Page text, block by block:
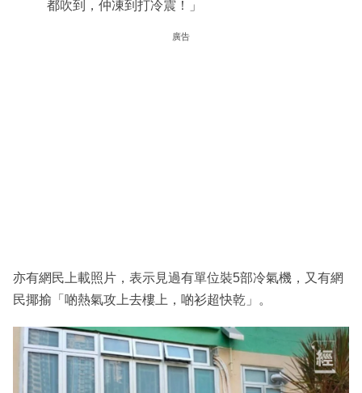
都吹到，仲凍到打冷震！」
廣告
亦有網民上載照片，表示見過有單位裝5部冷氣機，又有網
民揶揄「啲熱氣攻上去樓上，啲衫超快乾」。